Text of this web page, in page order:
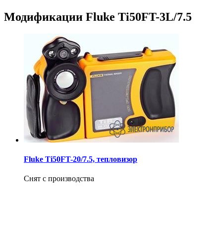
Модификации Fluke Ti50FT-3L/7.5
Fluke Ti50FT-20/7.5, тепловизор
Снят с производства